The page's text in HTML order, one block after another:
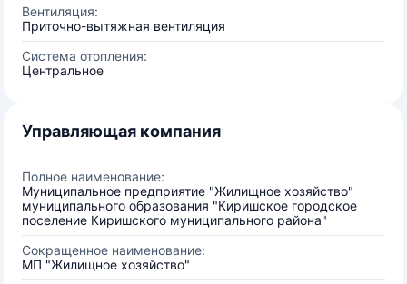
Вентиляция:
Приточно-вытяжная вентиляция
Система отопления:
Центральное
Управляющая компания
Полное наименование:
Муниципальное предприятие "Жилищное хозяйство"
муниципального образования "Киришское городское
поселение Киришского муниципального района"
Сокращенное наименование:
МП "Жилищное хозяйство"